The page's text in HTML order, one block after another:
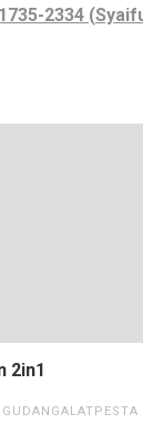
2334
2in1
GUDANGALATPESTA